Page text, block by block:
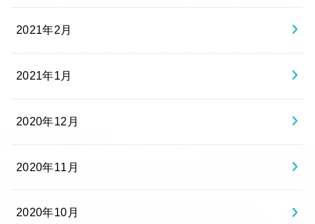
2021年2月
2021年1月
2020年12月
2020年11月
2020年10月